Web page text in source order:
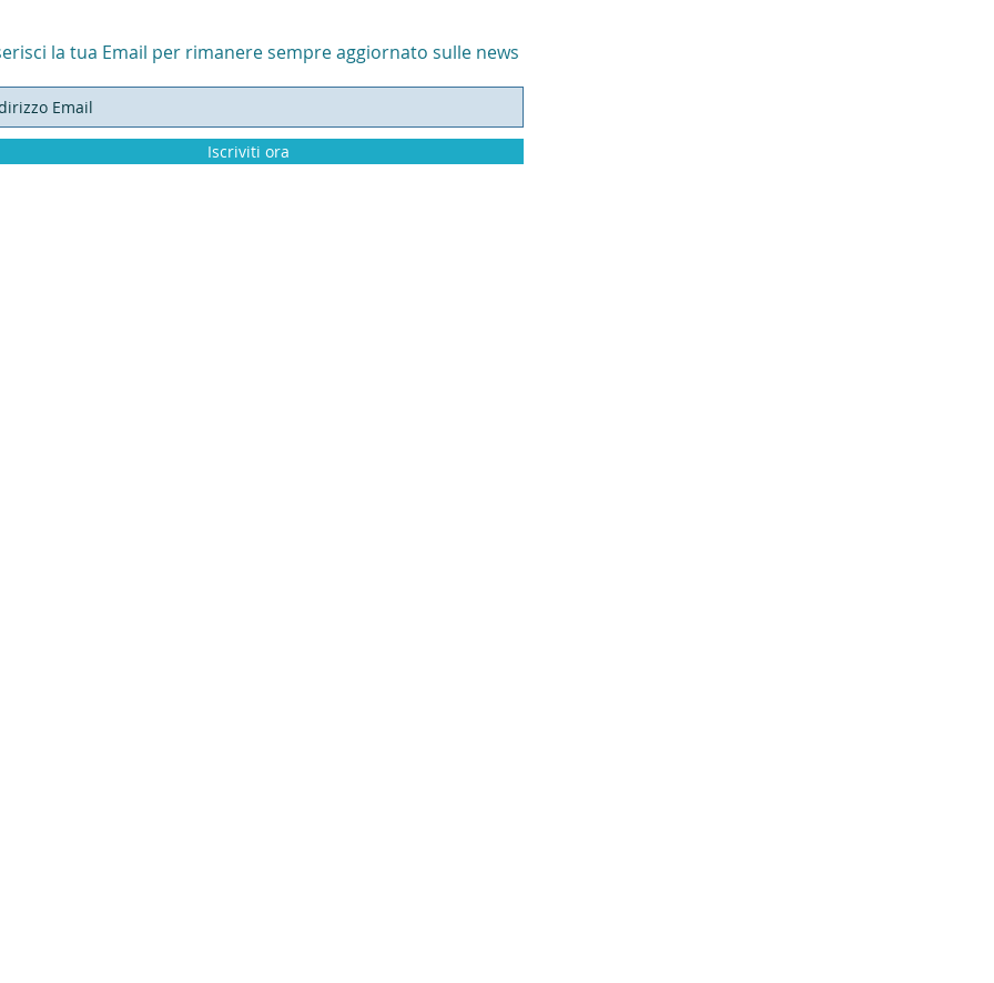
la tua Email per rimanere sempre aggiornato sulle news
Iscriviti ora